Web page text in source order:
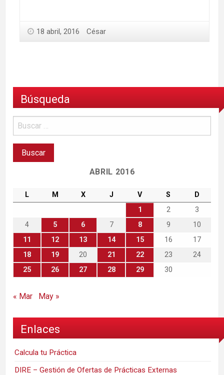
18 abril, 2016 César
Búsqueda
ABRIL 2016
L M X J V S
D
1
2
3
4
5 6 7 8 9
10
11
12 13 14 15 16
17
18
19 20 21 22 23
24
25
26 27 28 29 30
« Mar May »
Enlaces
Calcula tu Práctica
DIRE – Gestión de Ofertas de Prácticas Externas